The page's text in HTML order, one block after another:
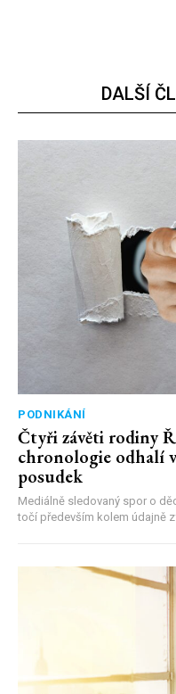
DALŠÍ
PODNIKÁNÍ
Čtyři závěti rodiny
chronologie odhalí
posudek
Mediálně sledovaný spor o
točí především kolem údajně